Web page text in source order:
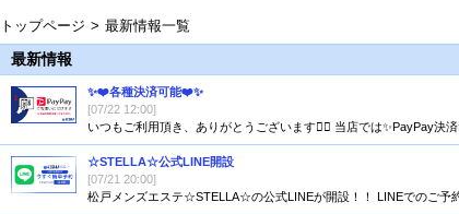
トップページ 最新情報一覧
最新情報
✨❤️各種決済可能❤️✨
[07/22 12:00]
いつもご利用頂き、ありがとうございます🙇‍♂️ 当店では✨PayPay決
☆STELLA☆公式LINE開設
[07/21 20:00]
松戸メンズエステ☆STELLA☆の公式LINEが開設！！ LINEでのご予